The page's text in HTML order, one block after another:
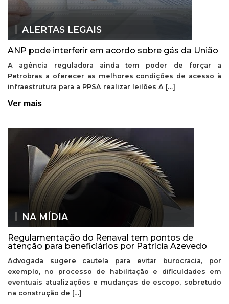
ALERTAS LEGAIS
ANP pode interferir em acordo sobre gás da União
A agência reguladora ainda tem poder de forçar a
Petrobras a oferecer as melhores condições de acesso à
infraestrutura para a PPSA realizar leilões A […]
Ver mais
NA MÍDIA
Regulamentação do Renaval tem pontos de
atenção para beneficiários por Patrícia Azevedo
Advogada sugere cautela para evitar burocracia, por
exemplo, no processo de habilitação e dificuldades em
eventuais atualizações e mudanças de escopo, sobretudo
na construção de […]